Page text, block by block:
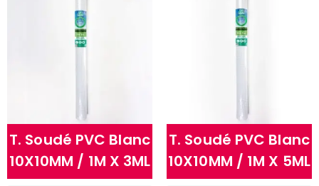
T. Soudé PVC Blanc
10X10MM / 1M X 3ML
T. Soudé PVC Blanc
10X10MM / 1M X 5ML